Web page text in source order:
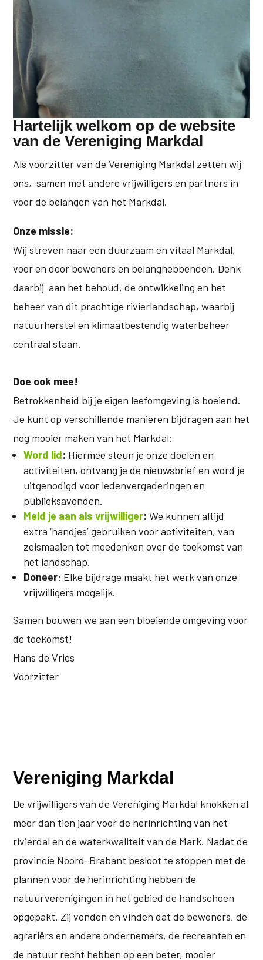
Hartelijk welkom op de website
van de Vereniging Markdal
Als voorzitter van de Vereniging Markdal zetten wij
ons, samen met andere vrijwilligers en partners in
voor de belangen van het Markdal.
Onze missie:
Wij streven naar een duurzaam en vitaal Markdal,
voor en door bewoners en belanghebbenden. Denk
daarbij aan het behoud, de ontwikkeling en het
beheer van dit prachtige rivierlandschap, waarbij
natuurherstel en klimaatbestendig waterbeheer
centraal staan.
Doe ook mee!
Betrokkenheid bij je eigen leefomgeving is boeiend.
Je kunt op verschillende manieren bijdragen aan het
nog mooier maken van het Markdal:
Word lid: Hiermee steun je onze doelen en
activiteiten, ontvang je de nieuwsbrief en word je
uitgenodigd voor ledenvergaderingen en
publieksavonden.
Meld je aan als vrijwilliger: We kunnen altijd
extra ‘handjes’ gebruiken voor activiteiten, van
zeismaaien tot meedenken over de toekomst van
het landschap.
Doneer: Elke bijdrage maakt het werk van onze
vrijwilligers mogelijk.
Samen bouwen we aan een bloeiende omgeving voor
de toekomst!
Hans de Vries
Voorzitter
Vereniging Markdal
De vrijwilligers van de Vereniging Markdal knokken al
meer dan tien jaar voor de herinrichting van het
rivierdal en de waterkwaliteit van de Mark. Nadat de
provincie Noord-Brabant besloot te stoppen met de
plannen voor de herinrichting hebben de
natuurverenigingen in het gebied de handschoen
opgepakt. Zij vonden en vinden dat de bewoners, de
agrariërs en andere ondernemers, de recreanten en
de natuur recht hebben op een beter, mooier